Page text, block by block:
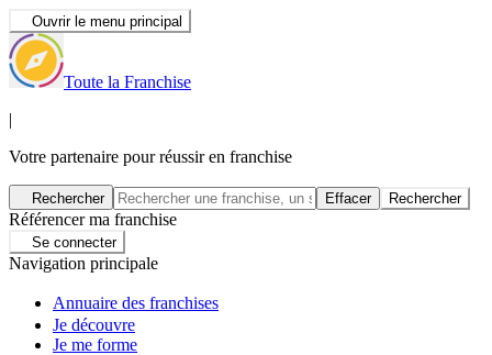
Ouvrir le menu principal
Toute la Franchise
|
Votre partenaire pour réussir en franchise
Rechercher Effacer Rechercher
Référencer ma franchise
Se connecter
Navigation principale
Annuaire des franchises
Je découvre
Je me forme